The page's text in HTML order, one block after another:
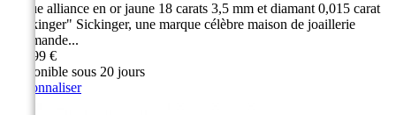
Bague alliance en or jaune 18 carats 3,5 mm et diamant 0,015 carat
"Sickinger" Sickinger, une marque célèbre maison de joaillerie
Allemande...
849,99 €
Disponible sous 20 jours
Personnaliser